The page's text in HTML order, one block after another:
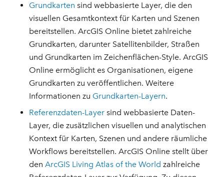
Grundkarten sind webbasierte Layer, die den
visuellen Gesamtkontext für Karten und Szenen
bereitstellen. ArcGIS Online bietet zahlreiche
Grundkarten, darunter Satellitenbilder, Straßen
und Grundkarten im Zeichenflächen-Style. ArcGIS
Online ermöglicht es Organisationen, eigene
Grundkarten zu veröffentlichen. Weitere
Informationen zu Grundkarten-Layern.
Referenzdaten-Layer sind webbasierte Daten-
Layer, die zusätzlichen visuellen und analytischen
Kontext für Karten, Szenen und andere räumliche
Workflows bereitstellen. ArcGIS Online stellt über
denArcGIS Living Atlas of the World zahlreiche